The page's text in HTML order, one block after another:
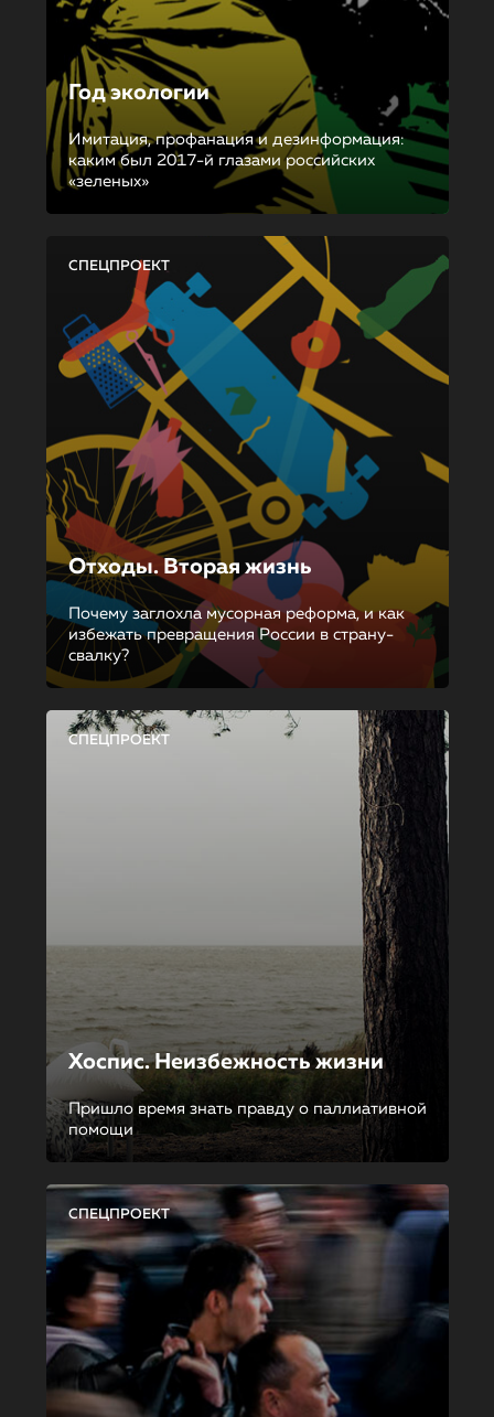
Год экологии
Имитация, профанация и дезинформация:
каким был 2017-й глазами российских
«зеленых»
СПЕЦПРОЕКТ
Отходы. Вторая жизнь
Почему заглохла мусорная реформа, и как
избежать превращения России в страну-
свалку?
СПЕЦПРОЕКТ
Хоспис. Неизбежность жизни
Пришло время знать правду о паллиативной
помощи
СПЕЦПРОЕКТ